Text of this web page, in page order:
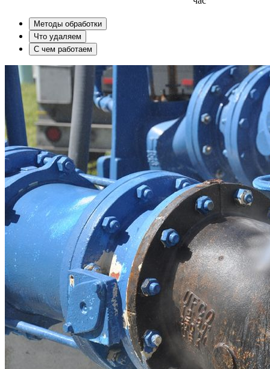
Методы обработки
Что удаляем
С чем работаем